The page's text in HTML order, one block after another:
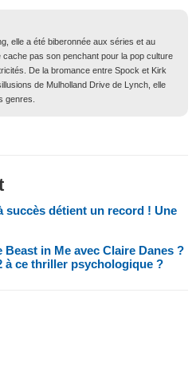
elle a été biberonnée aux séries et au
cache pas son penchant pour la pop culture
De la bromance entre Spock et Kirk
de Mulholland Drive de Lynch, elle
genres.
succès détient un record ! Une
in Me avec Claire Danes ?
à ce thriller psychologique ?